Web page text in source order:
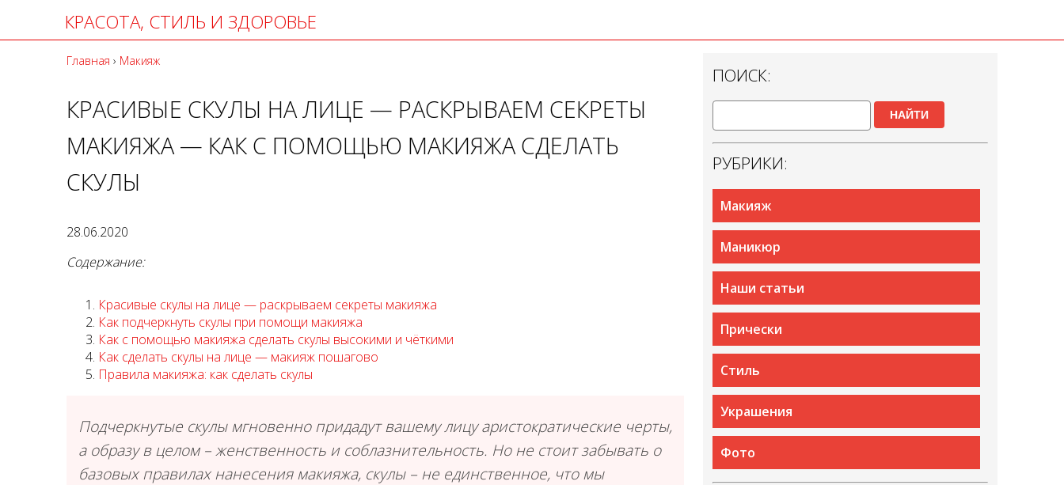
КРАСОТА, СТИЛЬ И ЗДОРОВЬЕ
Главная › Макияж
КРАСИВЫЕ СКУЛЫ НА ЛИЦЕ — РАСКРЫВАЕМ СЕКРЕТЫ
МАКИЯЖА — КАК С ПОМОЩЬЮ МАКИЯЖА СДЕЛАТЬ
СКУЛЫ
28.06.2020
Содержание:
Красивые скулы на лице — раскрываем секреты макияжа
Как подчеркнуть скулы при помощи макияжа
Как с помощью макияжа сделать скулы высокими и чёткими
Как сделать скулы на лице — макияж пошагово
Правила макияжа: как сделать скулы
Подчеркнутые скулы мгновенно придадут вашему лицу аристократические черты,
а образу в целом – женственность и соблазнительность. Но не стоит забывать о
базовых правилах нанесения макияжа, скулы – не единственное, что мы
ПОИСК:
НАЙТИ
РУБРИКИ:
Макияж
Маникюр
Наши статьи
Прически
Стиль
Украшения
Фото